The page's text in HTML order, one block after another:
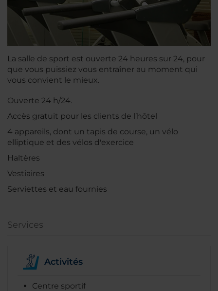
La salle de sport est ouverte 24 heures sur 24, pour
que vous puissiez vous entraîner au moment qui
vous convient le mieux.
Ouverte 24 h/24.
Accès gratuit pour les clients de l’hôtel
4 appareils, dont un tapis de course, un vélo
elliptique et des vélos d'exercice
Haltères
Vestiaires
Serviettes et eau fournies
Services
Activités
Centre sportif